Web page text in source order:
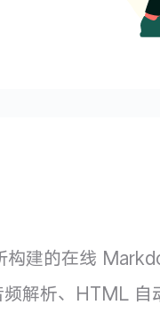
的在线
解析、HTML 自